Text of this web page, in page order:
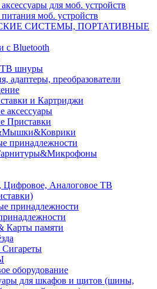
для моб. устройств
моб. устройств
СИСТЕМЫ, ПОРТАТИВНЫЕ
с Bluetooth
ТВ шнуры
адаптеры, преобразователи
и Картриджи
аксессуары
Приставки
принадлежности
Цифровое, Аналоговое ТВ
принадлежности
Карты памяти
оборудование
для шкафов и щитов (шины,